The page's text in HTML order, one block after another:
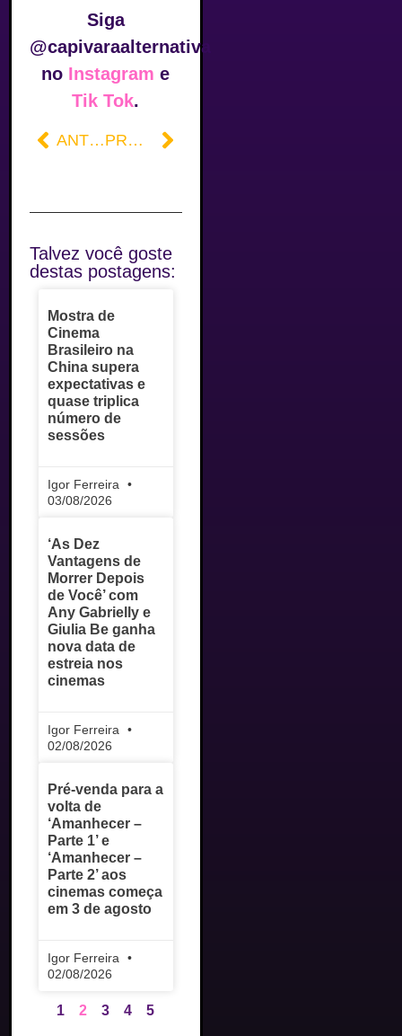
Siga
@capivaraalternativa
no Instagram e
Tik Tok.
ANTERIOR PRÓXIMO
Talvez você goste
destas postagens:
Mostra de
Cinema
Brasileiro na
China supera
expectativas e
quase triplica
número de
sessões
Igor Ferreira
03/08/2026
‘As Dez
Vantagens de
Morrer Depois
de Você’ com
Any Gabrielly e
Giulia Be ganha
nova data de
estreia nos
cinemas
Igor Ferreira
02/08/2026
Pré-venda para a
volta de
‘Amanhecer –
Parte 1’ e
‘Amanhecer –
Parte 2’ aos
cinemas começa
em 3 de agosto
Igor Ferreira
02/08/2026
1 2 3 4 5